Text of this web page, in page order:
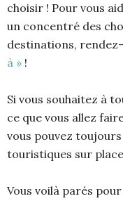
choisir ! Pour vous
un concentré des
destinations,
à » !
Si vous souhaitez à
ce que vous allez
vous pouvez
touristiques sur
Vous voilà parés